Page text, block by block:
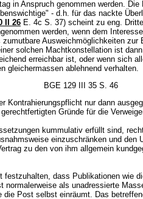
in Anspruch genommen werden. Die
- d.h. für das nackte
II 26 E. 4c S. 37) scheint zu eng.
werden, wenn dem
Ausweichmöglichkeiten zur
solchen Machtkonstellation ist
erreichbar ist, oder wenn sich
gleichermassen ablehnend verhalten.
BGE 129 III 35 S. 46
Kontrahierungspflicht nur dann
Gründe für die
kummulativ erfüllt sind,
einzuschränken und den
zu den von ihm allgemein
festzuhalten, dass Publikationen wie
normalerweise als unadressierte
die Post selbst einräumt. Das